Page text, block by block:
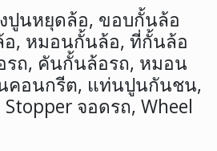
ปูนหยุดล้อ, ขอบกั้นล้อ
, หมอนกั้นล้อ, ที่กั้นล้อ
ถ, คันกั้นล้อรถ, หมอน
คอนกรีต, แท่นปูนกันชน,
จอดรถ, Wheel